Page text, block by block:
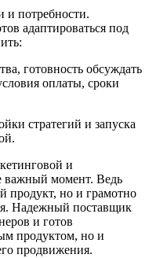
и потребности.
адаптироваться под
готовность обсуждать
оплаты, сроки
стратегий и запуска
и
важный момент. Ведь
продукт, но и грамотно
Надежный поставщик
и готов
продуктом, но и
продвижения.